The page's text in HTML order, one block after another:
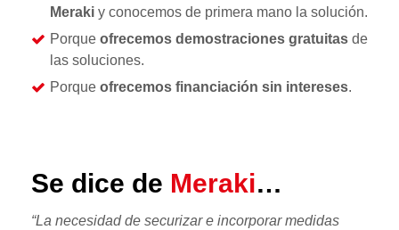
Meraki y conocemos de primera mano la solución.
Porque ofrecemos demostraciones gratuitas de
las soluciones.
Porque ofrecemos financiación sin intereses.
Se dice de Meraki…
“La necesidad de securizar e incorporar medidas